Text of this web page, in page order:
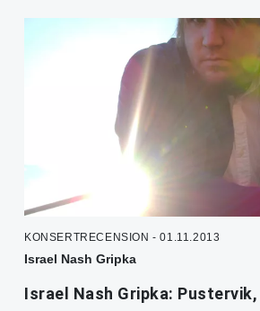
KONSERTRECENSION - 01.11.2013
Israel Nash Gripka
Israel Nash Gripka: